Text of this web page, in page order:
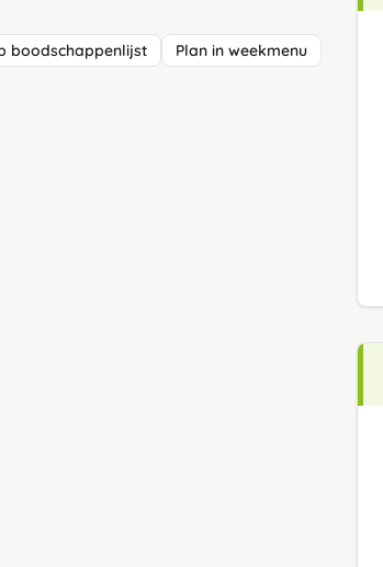
boodschappenlijst Plan in weekmenu